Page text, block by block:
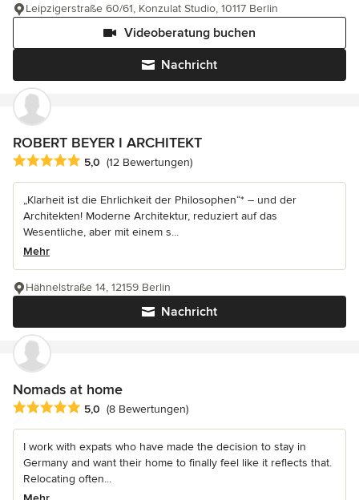
Nachricht
Videoberatung buchen
Leipzigerstraße 60/61, Konzulat Studio, 10117 Berlin
ROBERT BEYER I ARCHITEKT
Durchschnittliche Bewertung: 5 von 5 Sternen
5,0 (12 Bewertungen)
„Klarheit ist die Ehrlichkeit der Philosophen“* – und der
Architekten! Moderne Architektur, reduziert auf das
Wesentliche, aber mit einem s...
Mehr
Nachricht
Hähnelstraße 14, 12159 Berlin
Nomads at home
Durchschnittliche Bewertung: 5 von 5 Sternen
5,0 (8 Bewertungen)
I work with expats who have made the decision to stay in
Germany and want their home to finally feel like it reflects that.
Relocating often...